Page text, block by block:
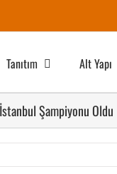
Tanıtım Alt Yapı
Şampiyonu Oldu